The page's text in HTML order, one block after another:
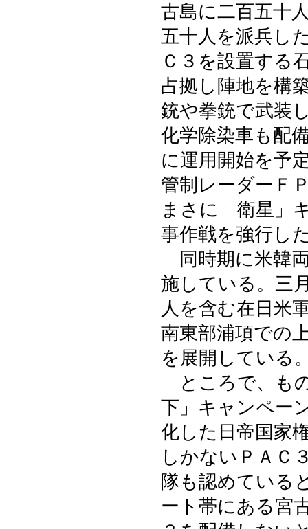
古島に二百五十
五十人を派兵し
Ｃ３を設置する
占拠し陣地を構
銃や拳銃で武装
化学除染車も配
に運用開始を予
管制レーダーＦ
まさに「衛星」
事作戦を強行し
同時期に米韓
施している。三
人を含む在日米
南東部浦項での
を展開している
ところで、も
下」キャンペー
化した日帝国家
しかないＰＡＣ
隊も認めている
ート帯にある宮